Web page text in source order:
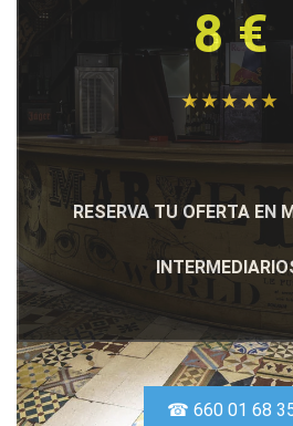
8 €
★ ★ ★ ★ ★
RESERVA TU OFERTA EN
☎ 660 01 68